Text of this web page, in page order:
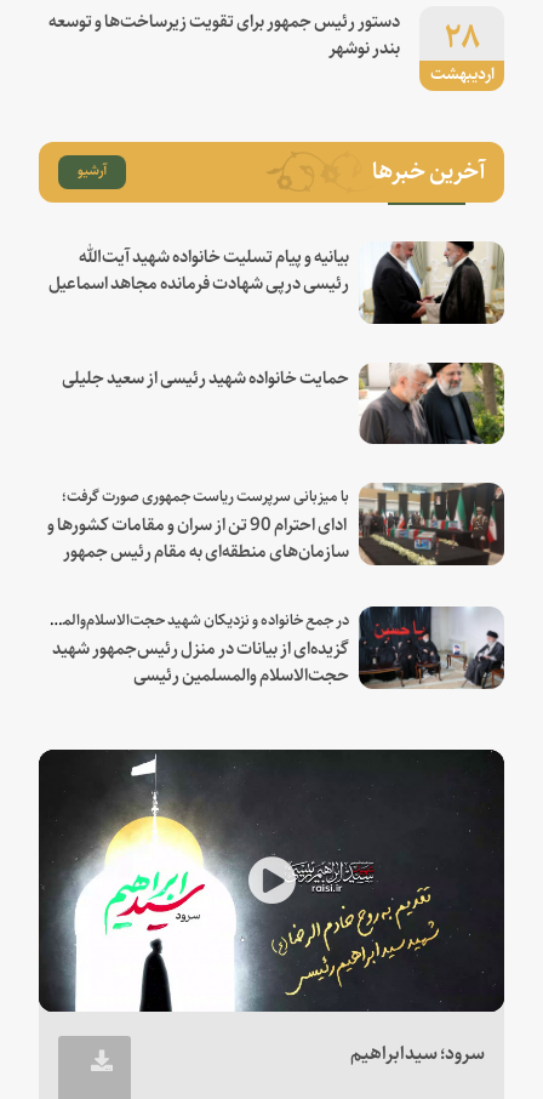
اردیبهشت
۲۸
دستور رئیس جمهور برای تقویت زیرساخت‌ها و توسعه
بندر نوشهر
آخرین خبرها آرشیو
بیانیه و پیام تسلیت خانواده شهید آیت‌الله
رئیسی درپی شهادت فرمانده مجاهد اسماعیل
حمایت خانواده شهید رئیسی از سعید جلیلی
با میزبانی سرپرست ریاست جمهوری صورت گرفت؛
ادای احترام 90 تن از سران و مقامات کشورها و
سازمان‌های منطقه‌ای به مقام رئیس جمهور
در جمع خانواده و نزدیکان شهید حجت‌الاسلام‌والمسلمین رئیسی:
گزیده‌ای از بیانات در منزل رئیس‌جمهور شهید
حجت‌الاسلام والمسلمین رئیسی
Play
Video
سرود؛ سیدابراهیم